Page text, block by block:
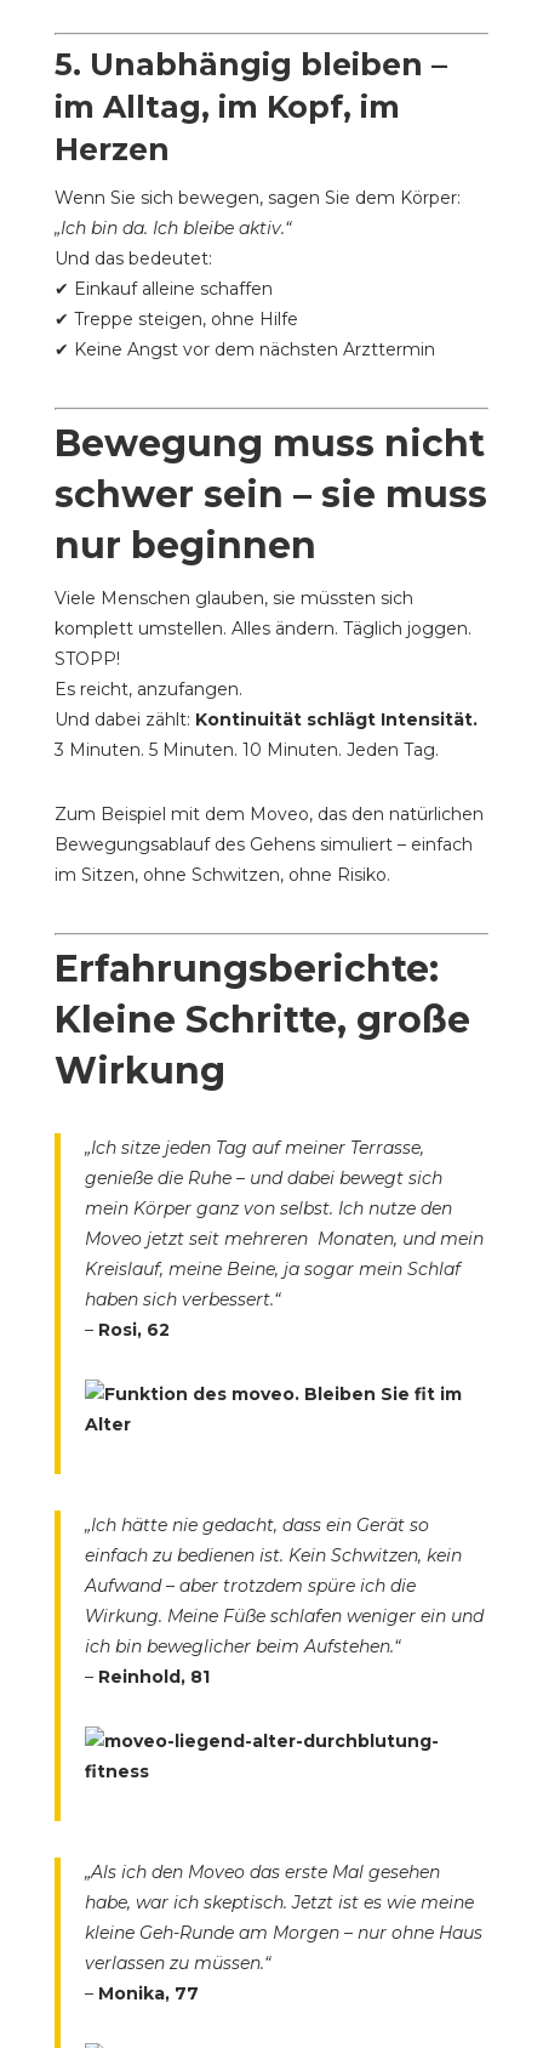
5. Unabhängig bleiben –
im Alltag, im Kopf, im
Herzen
Wenn Sie sich bewegen, sagen Sie dem Körper:
„Ich bin da. Ich bleibe aktiv.“
Und das bedeutet:
✔ Einkauf alleine schaffen
✔ Treppe steigen, ohne Hilfe
✔ Keine Angst vor dem nächsten Arzttermin
Bewegung muss nicht
schwer sein – sie muss
nur beginnen
Viele Menschen glauben, sie müssten sich
komplett umstellen. Alles ändern. Täglich joggen.
STOPP!
Es reicht, anzufangen.
Und dabei zählt: Kontinuität schlägt Intensität.
3 Minuten. 5 Minuten. 10 Minuten. Jeden Tag.
Zum Beispiel mit dem Moveo, das den natürlichen
Bewegungsablauf des Gehens simuliert – einfach
im Sitzen, ohne Schwitzen, ohne Risiko.
Erfahrungsberichte:
Kleine Schritte, große
Wirkung
„Ich sitze jeden Tag auf meiner Terrasse,
genieße die Ruhe – und dabei bewegt sich
mein Körper ganz von selbst. Ich nutze den
Moveo jetzt seit mehreren Monaten, und mein
Kreislauf, meine Beine, ja sogar mein Schlaf
haben sich verbessert.“
– Rosi, 62
„Ich hätte nie gedacht, dass ein Gerät so
einfach zu bedienen ist. Kein Schwitzen, kein
Aufwand – aber trotzdem spüre ich die
Wirkung. Meine Füße schlafen weniger ein und
ich bin beweglicher beim Aufstehen.“
– Reinhold, 81
„Als ich den Moveo das erste Mal gesehen
habe, war ich skeptisch. Jetzt ist es wie meine
kleine Geh-Runde am Morgen – nur ohne Haus
verlassen zu müssen.“
– Monika, 77